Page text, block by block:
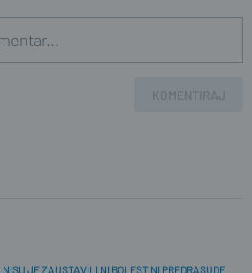
KOMENTIRAJ
NISU JE ZAUSTAVILI NI BOLEST NI PREDRASUDE